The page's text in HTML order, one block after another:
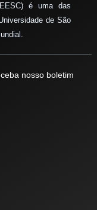
é uma das
de São
nosso boletim